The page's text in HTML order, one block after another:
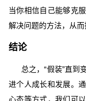
当你相信自己能够克
解决问题的方法，从而
结论
总之，“假装”直到
进个人成长和发展。
心态等方式，我们可